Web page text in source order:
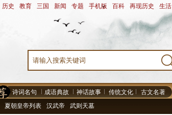
历史 教育 三国 新闻 专题 手机版 百科 再现历史 生活
诗词名句 成语典故 神话故事 传统文化
古文名著
夏朝皇帝列表 汉武帝 武则天墓